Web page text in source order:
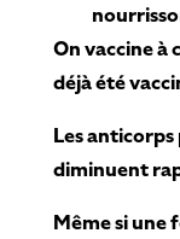
On vaccine à
déjà été
Les
diminuent
Même si une